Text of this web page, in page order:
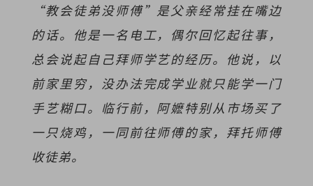
“教会徒弟没师傅”是父亲经常挂在嘴边
的话。他是一名电工，偶尔回忆起往事，
总会说起自己拜师学艺的经历。他说，以
前家里穷，没办法完成学业就只能学一门
手艺糊口。临行前，阿嬷特别从市场买了
一只烧鸡，一同前往师傅的家，拜托师傅
收徒弟。